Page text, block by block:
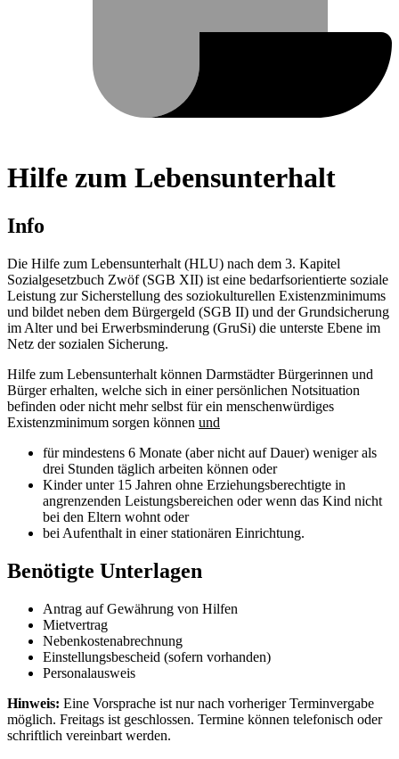
Hilfe zum Lebensunterhalt
Info
Die Hilfe zum Lebensunterhalt (HLU) nach dem 3. Kapitel
Sozialgesetzbuch Zwöf (SGB XII) ist eine bedarfsorientierte soziale
Leistung zur Sicherstellung des soziokulturellen Existenzminimums
und bildet neben dem Bürgergeld (SGB II) und der Grundsicherung
im Alter und bei Erwerbsminderung (GruSi) die unterste Ebene im
Netz der sozialen Sicherung.
Hilfe zum Lebensunterhalt können Darmstädter Bürgerinnen und
Bürger erhalten, welche sich in einer persönlichen Notsituation
befinden oder nicht mehr selbst für ein menschenwürdiges
Existenzminimum sorgen können und
für mindestens 6 Monate (aber nicht auf Dauer) weniger als
drei Stunden täglich arbeiten können oder
Kinder unter 15 Jahren ohne Erziehungsberechtigte in
angrenzenden Leistungsbereichen oder wenn das Kind nicht
bei den Eltern wohnt oder
bei Aufenthalt in einer stationären Einrichtung.
Benötigte Unterlagen
Antrag auf Gewährung von Hilfen
Mietvertrag
Nebenkostenabrechnung
Einstellungsbescheid (sofern vorhanden)
Personalausweis
Hinweis: Eine Vorsprache ist nur nach vorheriger Terminvergabe
möglich. Freitags ist geschlossen. Termine können telefonisch oder
schriftlich vereinbart werden.